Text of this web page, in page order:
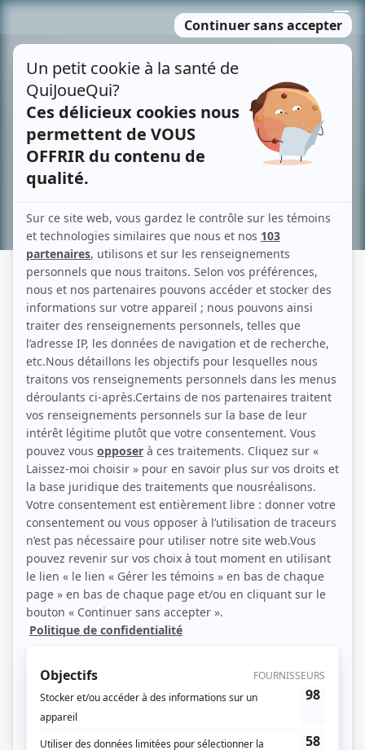
MENU
contenu
Recherche avancée »
DIFFUSEUR : TV5+
Anciennement connu sous le nom : TV5Unis (de 2026 à 2026)
« 1 »
Page 1 de 1, 14 résultat(s)
Papa(s)
Au décès de sa mère, Éric, un trentenaire homosexuel, hérite de
l'animalerie familiale. Ce deuil lui fait prendre conscience de son désir
de devenir papa. Dans un élan passionné pour concrétiser ce rêve, il
quitte Matéo qui ne veut pas d'enfants. Éric se heurte ensuite aux
nombreux obstacles que...
Consulter
Agence Brainsto
Dans Agence Brainsto
, une équipe de créateurs fait du remue-méninge
sur tout et n'importe quoi à la demande des invités vedettes de passage.
Dans chaque épisode, une personnalité jouant son propre rôle débarque
à l’agence afin d’avoir recours à ses services. Que ce soit pour contrer...
Consulter